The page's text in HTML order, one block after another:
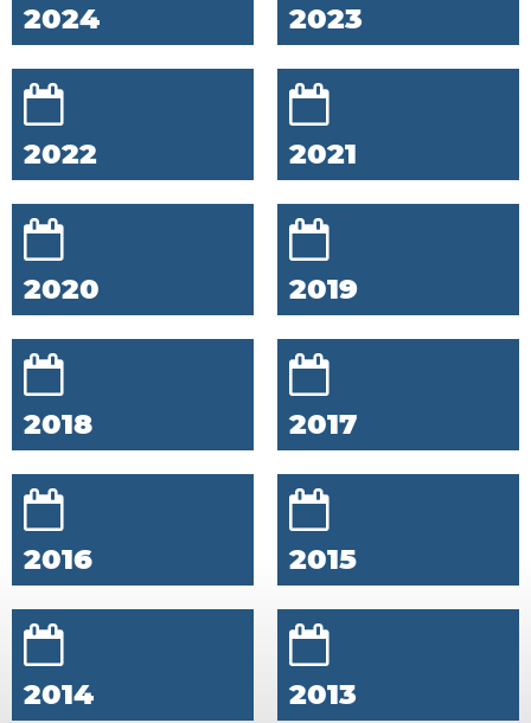
2024 2023
2022 2021
2020 2019
2018 2017
2016 2015
2014 2013